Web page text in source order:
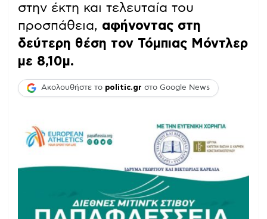
στην έκτη και τελευταία του
προσπάθεια, αφήνοντας στη
δεύτερη θέση τον Τόμπιας Μόντλερ
με 8,10μ.
Ακολουθήστε το politic.gr στο Google News